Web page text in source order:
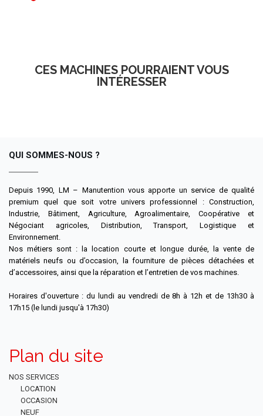
CES MACHINES POURRAIENT VOUS
INTÉRESSER
QUI SOMMES-NOUS ?
Depuis 1990, LM – Manutention vous apporte un service de qualité
premium quel que soit votre univers professionnel : Construction,
Industrie, Bâtiment, Agriculture, Agroalimentaire, Coopérative et
Négociant agricoles, Distribution, Transport, Logistique et
Environnement.
Nos métiers sont : la location courte et longue durée, la vente de
matériels neufs ou d’occasion, la fourniture de pièces détachées et
d’accessoires, ainsi que la réparation et l’entretien de vos machines.
Horaires d'ouverture : du lundi au vendredi de 8h à 12h et de 13h30 à
17h15 (le lundi jusqu'à 17h30)
Plan du site
NOS SERVICES
LOCATION
OCCASION
NEUF